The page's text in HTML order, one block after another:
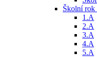
Školní rok
1.A
2.A
3.A
4.A
5.A